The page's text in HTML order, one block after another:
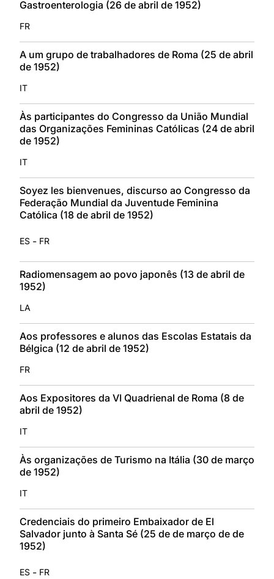
Gastroenterologia (26 de abril de 1952)
FR
A um grupo de trabalhadores de Roma (25 de abril
de 1952)
IT
Às participantes do Congresso da União Mundial
das Organizações Femininas Católicas (24 de abril
de 1952)
IT
Soyez les bienvenues, discurso ao Congresso da
Federação Mundial da Juventude Feminina
Católica (18 de abril de 1952)
ES - FR
Radiomensagem ao povo japonês (13 de abril de
1952)
LA
Aos professores e alunos das Escolas Estatais da
Bélgica (12 de abril de 1952)
FR
Aos Expositores da VI Quadrienal de Roma (8 de
abril de 1952)
IT
Às organizações de Turismo na Itália (30 de março
de 1952)
IT
Credenciais do primeiro Embaixador de El
Salvador junto à Santa Sé (25 de de março de de
1952)
ES - FR